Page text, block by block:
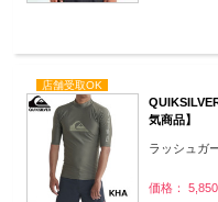
店舗受取OK
気商品】
ラッシュガ
価格：